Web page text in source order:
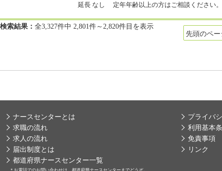
延長 なし 定年年齢以上の方はご相談ください。
検索結果： 全3,327件中 2,801件～2,820件目を表示
先頭のペー
ナースセンターとは
求職の流れ
求人の流れ
届出制度とは
都道府県ナースセンター一覧
プライバ
利用基本
免責事項
リンク